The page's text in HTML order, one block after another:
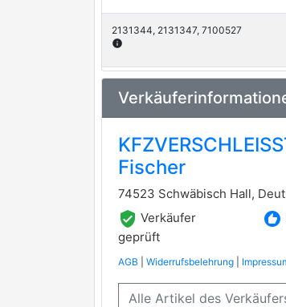
2131344, 2131347, 7100527
info
info
2131351, 2131352
info
7100529
7100530
info
Fischer
74523 Schwäbisch Hall,
verified_user Verkäufer
geprüft
recommend
AGB Widerrufsbelehrung
Alle Artikel des